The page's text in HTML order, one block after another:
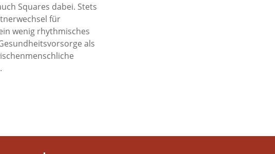
Squares dabei. Stets
für
wenig rhythmisches
als